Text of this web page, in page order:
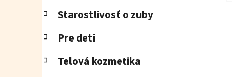
Starostlivosť o zuby
Pre deti
Telová kozmetika